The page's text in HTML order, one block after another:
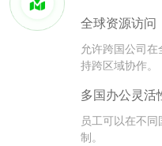
全球资源访问
允许跨国公司
持跨区域协作。
多国办公灵活
员工可以在不
制。